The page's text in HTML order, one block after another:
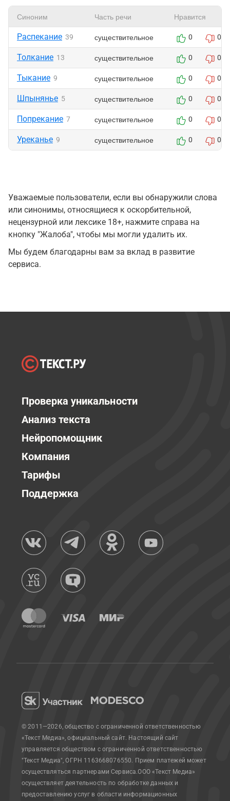
Синоним Часть речи Нравится
Распекание 39 существительное 0 0
Толкание 13 существительное 0 0
Тыкание 9 существительное 0 0
Шпынянье 5 существительное 0 0
Попрекание 7 существительное 0 0
Уреканье 9 существительное 0 0
Уважаемые пользователи, если вы обнаружили слова
или синонимы, относящиеся к оскорбительной,
нецензурной или лексике 18+, нажмите справа на
кнопку "Жалоба", чтобы мы могли удалить их.
Мы будем благодарны вам за вклад в развитие
сервиса.
Проверка уникальности
Анализ текста
Нейропомощник
Компания
Тарифы
Поддержка
© 2011—2026, общество с ограниченной ответственностью
«Текст Медиа», официальный сайт. Настоящий сайт
управляется обществом с ограниченной ответственностью
"Текст Медиа", ОГРН 1163668076550. Прием платежей может
осуществляться партнерами Сервиса.ООО «Текст Медиа»
осуществляет деятельность по обработке данных и
предоставлению услуг в области информационных